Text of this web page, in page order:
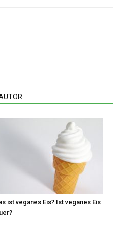
ist veganes Eis? Ist veganes Eis